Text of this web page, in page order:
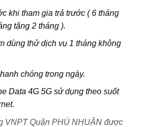
khi tham gia trả trước ( 6 tháng
tặng 2 tháng ).
dùng thử dịch vụ 1 tháng không
chóng trong ngày.
Data 4G 5G sử dụng theo suốt
VNPT Quận PHÚ NHUẬN được